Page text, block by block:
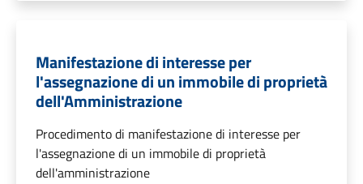
Manifestazione di interesse per
l'assegnazione di un immobile di proprietà
dell'Amministrazione
Procedimento di manifestazione di interesse per
l'assegnazione di un immobile di proprietà
dell'amministrazione